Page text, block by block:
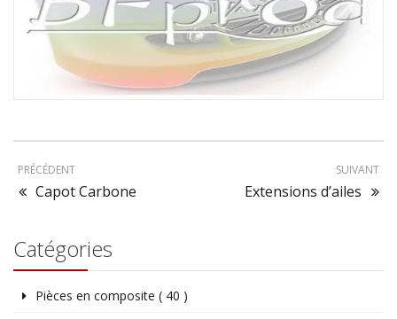
PRÉCÉDENT
Capot Carbone
SUIVANT
Extensions d’ailes
Catégories
Pièces en composite ( 40 )